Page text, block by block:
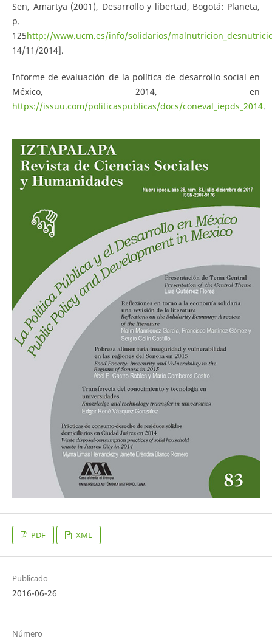
Sen, Amartya (2001), Desarrollo y libertad, Bogotá: Planeta,
p.
125http://www.ucm.es/info/solidarios/
14/11/2014].
Informe de evaluación de la política de desarrollo social en
México, 2014, en
https://issuu.com/politicaspublicas/docs/coneval_iepds_2014.
PDF XML
Publicado
2016-06-26
Número